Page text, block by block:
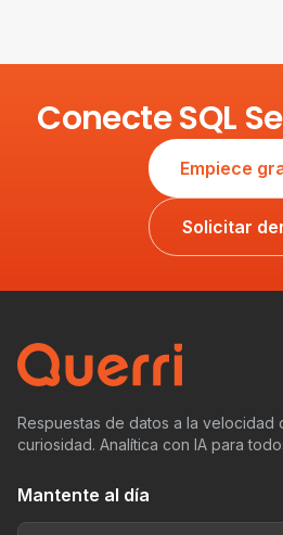
Conecte SQL
Empiece
Solicitar
Respuestas de datos a la velocidad
curiosidad. Analítica con IA para
Mantente al día